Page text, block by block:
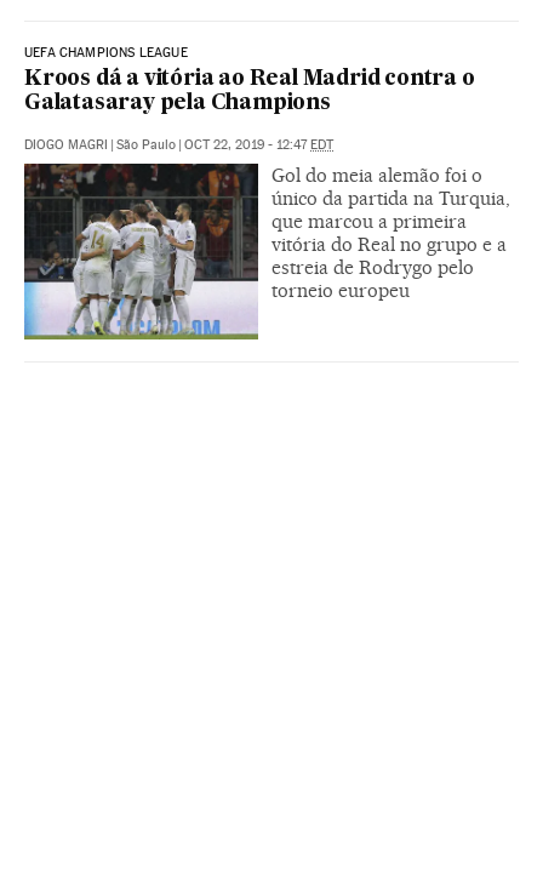
UEFA CHAMPIONS LEAGUE
Kroos dá a vitória ao Real Madrid contra o
Galatasaray pela Champions
DIOGO MAGRI | São Paulo | OCT 22, 2019 - 12:47EDT
Gol do meia alemão foi o
único da partida na Turquia,
que marcou a primeira
vitória do Real no grupo e a
estreia de Rodrygo pelo
torneio europeu